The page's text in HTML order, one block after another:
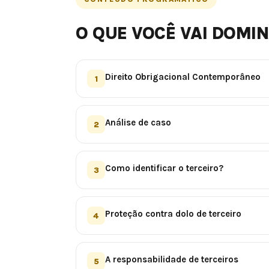
O QUE VOCÊ VAI
1 Direito Obrigacional Contemporâneo
2 Análise de caso
3 Como identificar o terceiro?
4 Proteção contra dolo de terceiro
5 A responsabilidade de terceiros